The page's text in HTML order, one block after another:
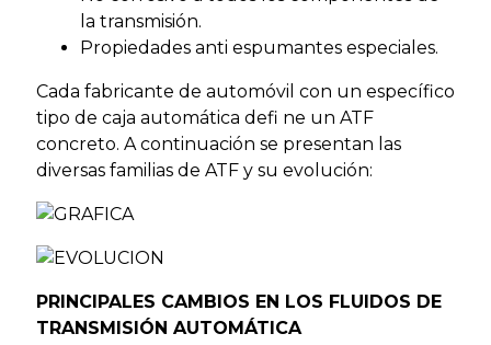
la transmisión.
Propiedades anti espumantes especiales.
Cada fabricante de automóvil con un específico
tipo de caja automática defi ne un ATF
concreto. A continuación se presentan las
diversas familias de ATF y su evolución:
PRINCIPALES CAMBIOS EN LOS FLUIDOS DE
TRANSMISIÓN AUTOMÁTICA